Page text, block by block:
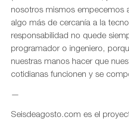
nosotros mismos empecemos
algo más de cercanía a la
responsabilidad no quede
programador o ingeniero,
nuestras manos hacer que
cotidianas funcionen y se
—
Seisdeagosto.com es el